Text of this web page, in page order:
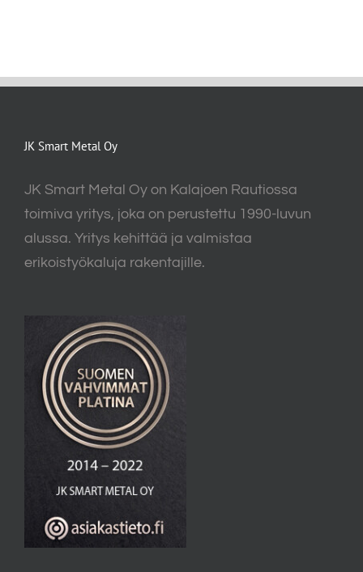
JK Smart Metal Oy
JK Smart Metal Oy on Kalajoen Rautiossa
toimiva yritys, joka on perustettu 1990-luvun
alussa. Yritys kehittää ja valmistaa
erikoistyökaluja rakentajille.